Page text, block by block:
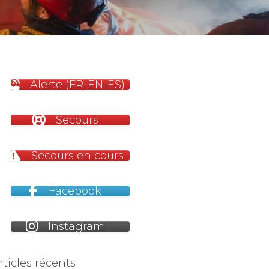
Alerte (FR-EN-ES)
Secours
Secours en cours
Facebook
Instagram
récents